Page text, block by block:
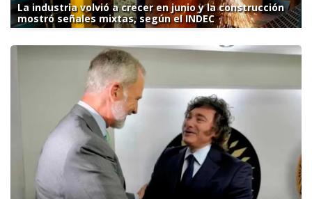
La industria volvió a crecer en junio y la construcción
mostró señales mixtas, según el INDEC